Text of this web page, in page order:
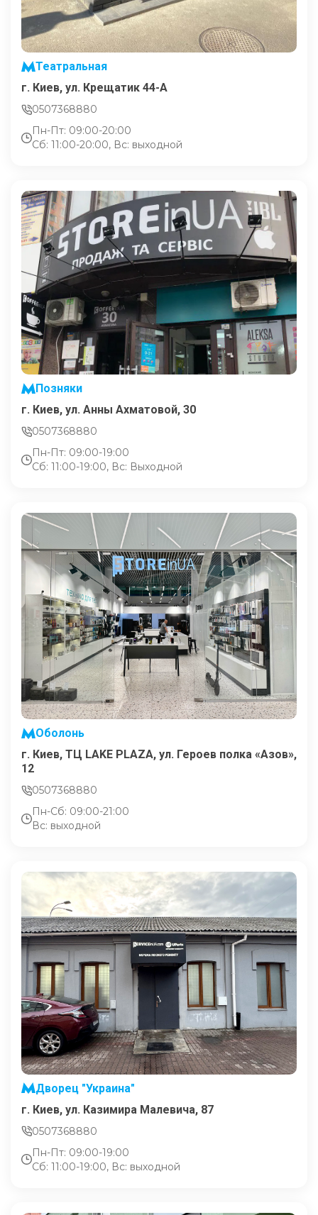
Театральная
г. Киев, ул. Крещатик 44-А
0507368880
Пн-Пт: 09:00-20:00
Сб: 11:00-20:00, Вс: выходной
Позняки
г. Киев, ул. Анны Ахматовой, 30
0507368880
Пн-Пт: 09:00-19:00
Сб: 11:00-19:00, Вс: Выходной
Оболонь
г. Киев, ТЦ LAKE PLAZA, ул. Героев полка «Азов»,
12
0507368880
Пн-Сб: 09:00-21:00
Вс: выходной
Дворец "Украина"
г. Киев, ул. Казимира Малевича, 87
0507368880
Пн-Пт: 09:00-19:00
Сб: 11:00-19:00, Вс: выходной